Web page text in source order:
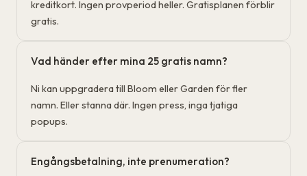
kreditkort. Ingen provperiod heller. Gratisplanen förblir
gratis.
Vad händer efter mina 25 gratis namn?
Ni kan uppgradera till Bloom eller Garden för fler
namn. Eller stanna där. Ingen press, inga tjatiga
popups.
Engångsbetalning, inte prenumeration?